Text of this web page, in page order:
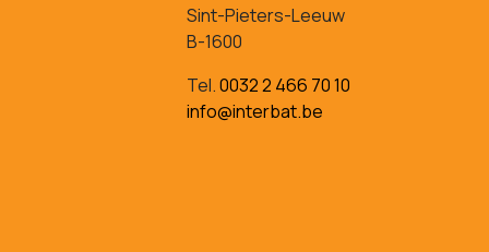
Sint-Pieters-Leeuw
B-1600
Tel.0032 2 466 70 10
info@interbat.be